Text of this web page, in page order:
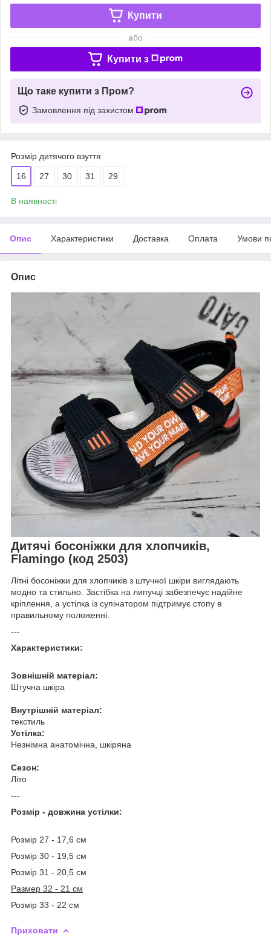
Купити
або
Купити з
Що таке купити з Пром?
Замовлення під захистом
Розмір дитячого взуття
16 27 30 31 29
В наявності
Опис Характеристики Доставка Оплата Умови
Опис
Дитячі босоніжки для хлопчиків,
Flamingo (код 2503)
Літні босоніжки для хлопчиків з штучної шкіри виглядають
модно та стильно. Застібка на липучці забезпечує надійне
кріплення, а устілка із супінатором підтримує стопу в
правильному положенні.
---
Характеристики:
Зовнішній матеріал:
Штучна шкіра
Внутрішній матеріал:
текстиль
Устілка:
Незнімна анатомічна, шкіряна
Сезон:
Літо
---
Розмір - довжина устілки:
Розмір 27 - 17,6 см
Розмір 30 - 19,5 см
Розмір 31 - 20,5 см
Размер 32 - 21 см
Розмір 33 - 22 см
Приховати